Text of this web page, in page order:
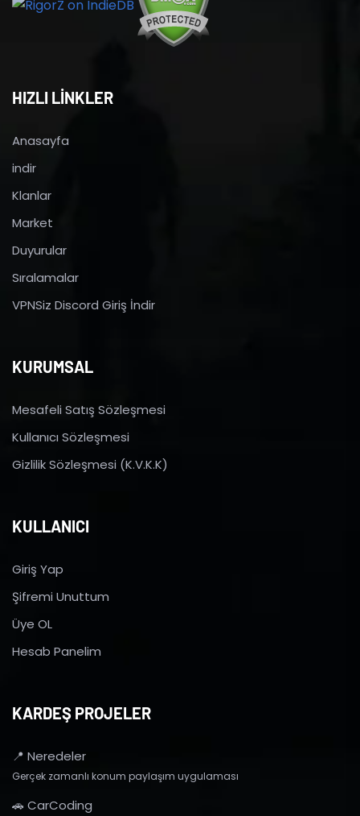
HIZLI LİNKLER
Anasayfa
indir
Klanlar
Market
Duyurular
Sıralamalar
VPNSiz Discord Giriş İndir
KURUMSAL
Mesafeli Satış Sözleşmesi
Kullanıcı Sözleşmesi
Gizlilik Sözleşmesi (K.V.K.K)
KULLANICI
Giriş Yap
Şifremi Unuttum
Üye OL
Hesab Panelim
KARDEŞ PROJELER
📍 Neredeler
Gerçek zamanlı konum paylaşım uygulaması
🚗 CarCoding